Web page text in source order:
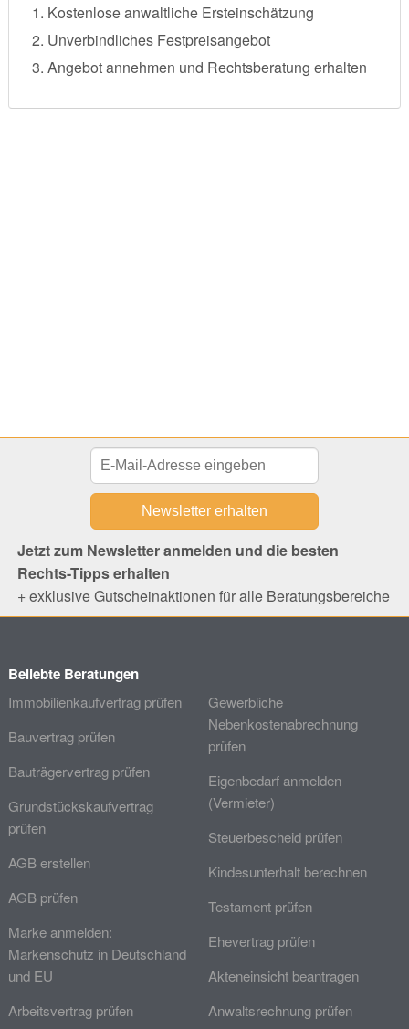
Kostenlose anwaltliche Ersteinschätzung
Unverbindliches Festpreisangebot
Angebot annehmen und Rechtsberatung erhalten
Jetzt zum Newsletter anmelden und die besten
Rechts-Tipps erhalten
+ exklusive Gutscheinaktionen für alle Beratungsbereiche
Beliebte Beratungen
Immobilienkaufvertrag prüfen
Bauvertrag prüfen
Bauträgervertrag prüfen
Grundstückskaufvertrag
prüfen
AGB erstellen
AGB prüfen
Marke anmelden:
Markenschutz in Deutschland
und EU
Arbeitsvertrag prüfen
Gewerbliche
Nebenkostenabrechnung
prüfen
Eigenbedarf anmelden
(Vermieter)
Steuerbescheid prüfen
Kindesunterhalt berechnen
Testament prüfen
Ehevertrag prüfen
Akteneinsicht beantragen
Anwaltsrechnung prüfen